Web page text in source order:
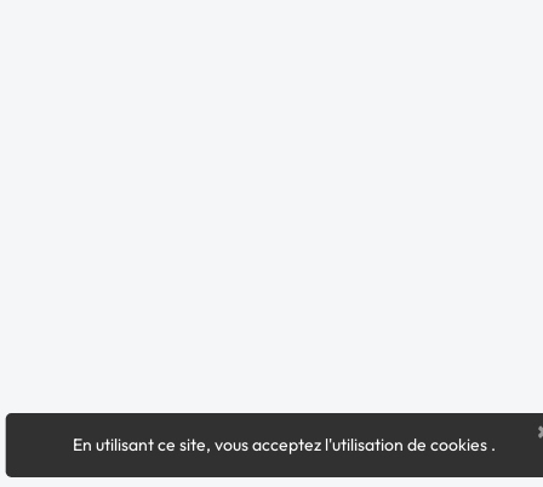
En utilisant ce site, vous acceptez l'utilisation de cookies .